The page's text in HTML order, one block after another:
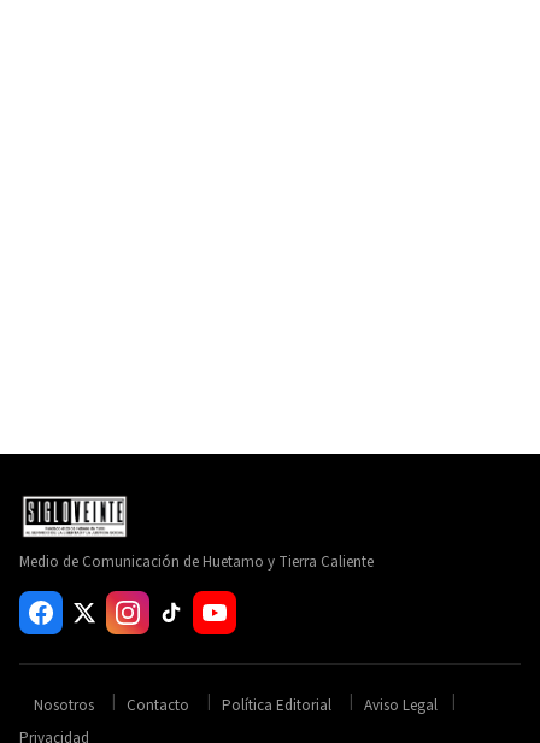
Medio de Comunicación de Huetamo y Tierra Caliente
Nosotros Contacto Política Editorial
Aviso Legal
Privacidad